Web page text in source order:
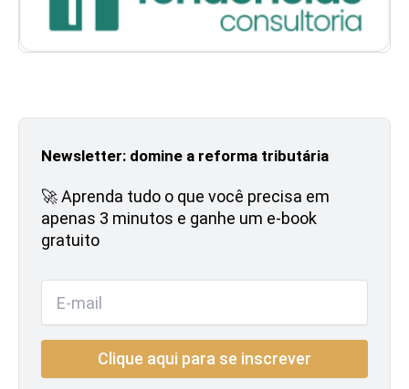
Newsletter: domine a reforma tributária
🚀 Aprenda tudo o que você precisa em
apenas 3 minutos e ganhe um e-book
gratuito